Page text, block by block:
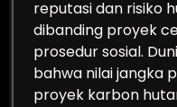
reputasi dan risiko
dibanding proyek
prosedur sosial.
bahwa nilai jangka
proyek karbon